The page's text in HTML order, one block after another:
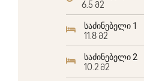
6.5 მ2
საძინებელი 1
11.8 მ2
საძინებელი 2
10.2 მ2